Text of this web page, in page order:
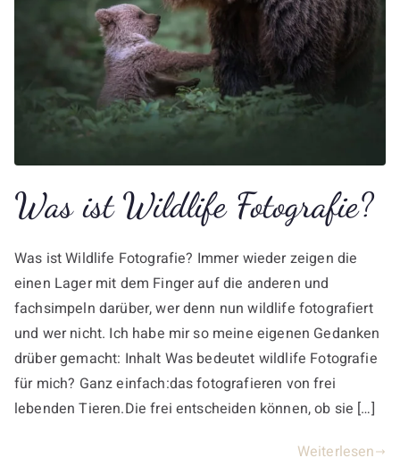
Was ist Wildlife Fotografie?
Was ist Wildlife Fotografie? Immer wieder zeigen die
einen Lager mit dem Finger auf die anderen und
fachsimpeln darüber, wer denn nun wildlife fotografiert
und wer nicht. Ich habe mir so meine eigenen Gedanken
drüber gemacht: Inhalt Was bedeutet wildlife Fotografie
für mich? Ganz einfach:das fotografieren von frei
lebenden Tieren.Die frei entscheiden können, ob sie […]
Weiterlesen